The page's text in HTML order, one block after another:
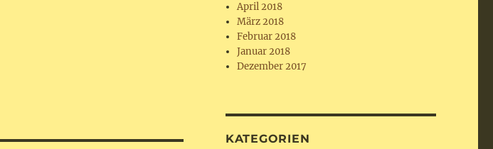
April 2018
März 2018
Februar 2018
Januar 2018
Dezember 2017
KATEGORIEN